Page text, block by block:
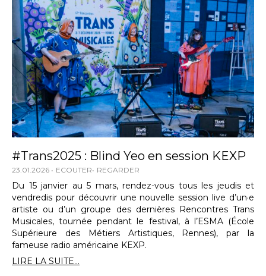
#Trans2025 : Blind Yeo en session KEXP
23.01.2026 ECOUTER REGARDER
Du 15 janvier au 5 mars, rendez-vous tous les jeudis et
vendredis pour découvrir une nouvelle session live d’un·e
artiste ou d’un groupe des dernières Rencontres Trans
Musicales, tournée pendant le festival, à l’ESMA (École
Supérieure des Métiers Artistiques, Rennes), par la
fameuse radio américaine KEXP.
LIRE LA SUITE...